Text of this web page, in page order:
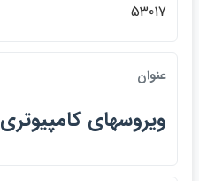
53017
عنوان
ويروسهاي كامپيوتري